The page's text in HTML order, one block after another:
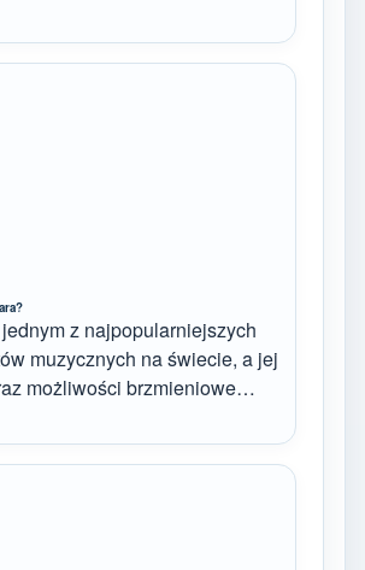
z najpopularniejszych
muzycznych na świecie, a jej
możliwości brzmieniowe…